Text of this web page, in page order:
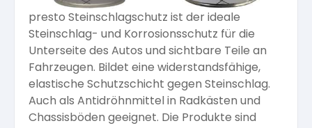
Öle für Außen
Pflege und Reinigung
Versiegelung für Beton
Pflege
Kalkfarben
Anti Schimmelfarbe
Silikatfarben
Pflege und Reinigung
Spezialprodukte
Arbeitshandschuhe
Dichtmassen
Farbwalzen
presto Steinschlagschutz ist der ideale
Steinschlag- und Korrosionsschutz für die
Unterseite des Autos und sichtbare Teile an
Fahrzeugen. Bildet eine widerstandsfähige,
elastische Schutzschicht gegen Steinschlag.
Auch als Antidröhnmittel in Radkästen und
Chassisböden geeignet. Die Produkte sind